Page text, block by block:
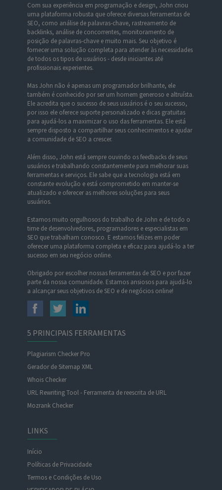
Com sua experiência em programação e design, John criou
uma plataforma robusta que oferece diversas ferramentas de
SEO, como análise de palavras-chave, rastreamento de
backlinks, análise de concorrentes, monitoramento de
posição de palavras-chave e muito mais. Seu objetivo é
fornecer uma solução completa para atender às necessidades
de todos os tipos de usuários - desde iniciantes até
profissionais experientes.
Mas John não é apenas um programador brilhante, ele
também é conhecido por ser um homem generoso e altruísta.
Ele acredita que o sucesso de seus usuários é o seu sucesso,
por isso ele oferece suporte personalizado e dicas gratuitas
para ajudá-los a maximizar o uso das ferramentas. Ele está
sempre disposto a compartilhar seus conhecimentos e ajudar
a comunidade de SEO a crescer.
Além disso, John está sempre ouvindo os feedbacks de seus
usuários e trabalhando constantemente para melhorar suas
ferramentas e serviços. Ele sabe que a tecnologia está em
constante evolução e está comprometido em manter-se
atualizado e oferecer as melhores soluções para seus
usuários.
Estamos muito orgulhosos do trabalho de John e de todo o
time de desenvolvedores, programadores e especialistas em
SEO que trabalham conosco. E estamos felizes em poder
oferecer uma plataforma completa e eficaz para ajudá-lo a ter
sucesso em seu negócio online.
Obrigado por escolher nossas ferramentas de SEO e por fazer
parte da nossa comunidade. Estamos ansiosos para ajudá-lo
a alcançar seus objetivos de SEO e de negócios online!
5 PRINCIPAIS FERRAMENTAS
Plagiarism Checker Pro
Gerador de Sitemap XML
Whois Checker
URL Rewriting Tool - Ferramenta de reescrita de URL
Mozrank Checker
LINKS
Início
Políticas de Privacidade
Termos e Condições de Uso